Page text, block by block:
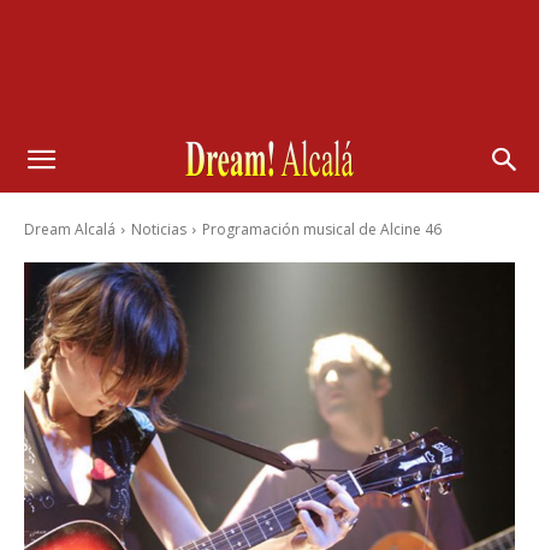
Dream Alcalá Noticias Programación musical de Alcine 46